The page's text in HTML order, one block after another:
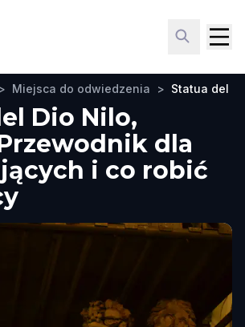
> Miejsca do odwiedzenia > Statua del
Dio Nilo,
dla
i co robić